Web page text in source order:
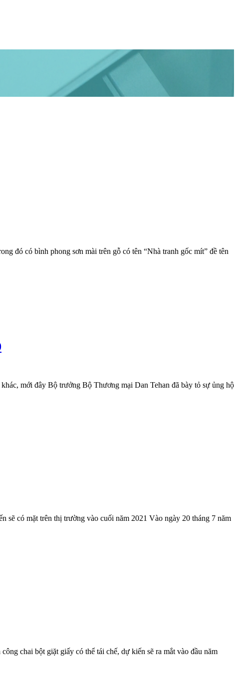
đó có bình phong sơn mài trên gỗ có tên “Nhà tranh gốc mít” đề tên
mới đây Bộ trưởng Bộ Thương mại Dan Tehan đã bày tỏ sự ủng hộ
có mặt trên thị trường vào cuối năm 2021 Vào ngày 20 tháng 7 năm
chai bột giặt giấy có thể tái chế, dự kiến sẽ ra mắt vào đầu năm